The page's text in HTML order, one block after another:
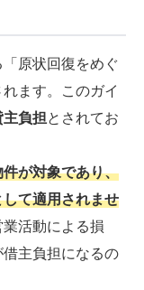
原状回復をめぐ
ます。このガイ
主負担とされてお
が対象であり、
て適用されませ
活動による損
主負担になるの